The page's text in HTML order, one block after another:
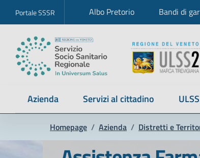
Portale SSSR Albo Pretorio Bandi di
Azienda Servizi al cittadino
Homepage / Azienda / Distretti e